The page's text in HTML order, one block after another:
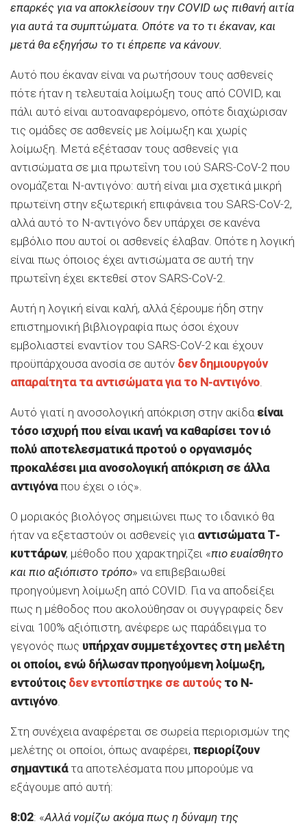
επαρκές για να αποκλείσουν την COVID ως πιθανή αιτία
για αυτά τα συμπτώματα. Οπότε να το τι έκαναν, και
μετά θα εξηγήσω το τι έπρεπε να κάνουν.
Αυτό που έκαναν είναι να ρωτήσουν τους ασθενείς
πότε ήταν η τελευταία λοίμωξη τους από COVID, και
πάλι αυτό είναι αυτοαναφερόμενο, οπότε διαχώρισαν
τις ομάδες σε ασθενείς με λοίμωξη και χωρίς
λοίμωξη. Μετά εξέτασαν τους ασθενείς για
αντισώματα σε μια πρωτεΐνη του ιού SARS-CoV-2 που
ονομάζεται Ν-αντιγόνο: αυτή είναι μια σχετικά μικρή
πρωτεϊνη στην εξωτερική επιφάνεια του SARS-CoV-2,
αλλά αυτό το Ν-αντιγόνο δεν υπάρχει σε κανένα
εμβόλιο που αυτοί οι ασθενείς έλαβαν. Οπότε η λογική
είναι πως όποιος έχει αντισώματα σε αυτή την
πρωτεΐνη έχει εκτεθεί στον SARS-CoV-2.
Αυτή η λογική είναι καλή, αλλά ξέρουμε ήδη στην
επιστημονική βιβλιογραφία πως όσοι έχουν
εμβολιαστεί εναντίον του SARS-CoV-2 και έχουν
προϋπάρχουσα ανοσία σε αυτόν δεν δημιουργούν
απαραίτητα τα αντισώματα για το Ν-αντιγόνο.
Αυτό γιατί η ανοσολογική απόκριση στην ακίδα είναι
τόσο ισχυρή που είναι ικανή να καθαρίσει τον ιό
πολύ αποτελεσματικά προτού ο οργανισμός
προκαλέσει μια ανοσολογική απόκριση σε άλλα
αντιγόναπου έχει ο ιός».
Ο μοριακός βιολόγος σημειώνει πως το ιδανικό θα
ήταν να εξεταστούν οι ασθενείς για αντισώματα Τ-
κυττάρων, μέθοδο που χαρακτηρίζει «πιο ευαίσθητο
και πιο αξιόπιστο τρόπο» να επιβεβαιωθεί
προηγούμενη λοίμωξη από COVID. Για να αποδείξει
πως η μέθοδος που ακολούθησαν οι συγγραφείς δεν
είναι 100% αξιόπιστη, ανέφερε ως παράδειγμα το
γεγονός πως υπήρχαν συμμετέχοντες στη μελέτη
οι οποίοι, ενώ δήλωσαν προηγούμενη λοίμωξη,
εντούτοις δεν εντοπίστηκε σε αυτούςτο Ν-
αντιγόνο.
Στη συνέχεια αναφέρεται σε σωρεία περιορισμών της
μελέτης οι οποίοι, όπως αναφέρει, περιορίζουν
σημαντικάτα αποτελέσματα που μπορούμε να
εξάγουμε από αυτή:
8:02: «Αλλά νομίζω ακόμα πως η δύναμη της